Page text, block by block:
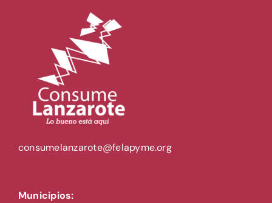
consumelanzarote@felapyme.org
Municipios: